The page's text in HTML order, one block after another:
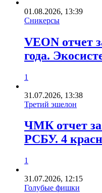
01.08.2026, 13:39
Сникерсы
VEON отчет
года.
1
31.07.2026, 13:38
Третий эшелон
ЧМК отчет за
РСБУ. 4
1
31.07.2026, 12:15
Голубые фишки